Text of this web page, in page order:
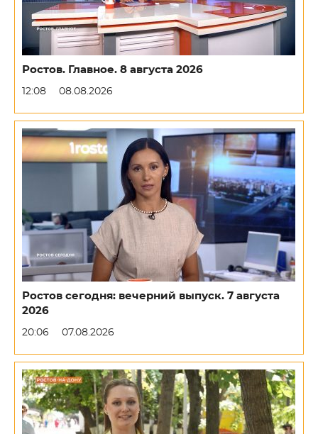
Ростов. Главное. 8 августа 2026
12:08 08.08.2026
Ростов сегодня: вечерний выпуск. 7 августа
2026
20:06 07.08.2026